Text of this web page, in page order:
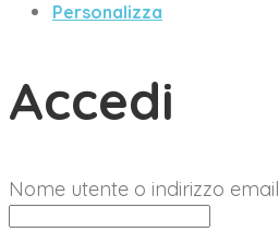
Personalizza
Accedi
Nome utente o indirizzo email